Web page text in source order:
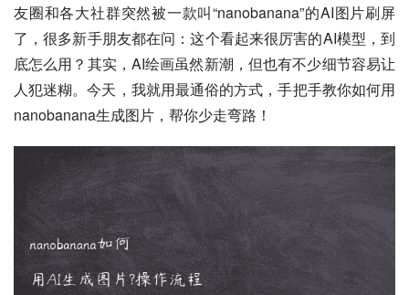
友圈和各大社群突然被一款叫“nanobanana”的AI图片刷屏
了，很多新手朋友都在问：这个看起来很厉害的AI模型，到
底怎么用？其实，AI绘画虽然新潮，但也有不少细节容易让
人犯迷糊。今天，我就用最通俗的方式，手把手教你如何用
nanobanana生成图片，帮你少走弯路！